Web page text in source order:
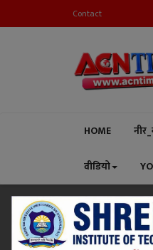
Contact
HOME
वीडियो
Home उत्तर प्रदेश
उत्तर प्रदेश